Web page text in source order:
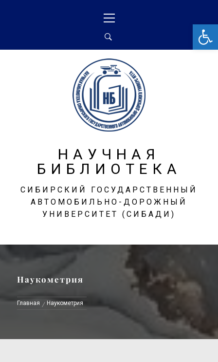
НАУЧНАЯ
БИБЛИОТЕКА
СИБИРСКИЙ ГОСУДАРСТВЕННЫЙ
АВТОМОБИЛЬНО-ДОРОЖНЫЙ
УНИВЕРСИТЕТ (СИБАДИ)
Наукометрия
Главная Наукометрия